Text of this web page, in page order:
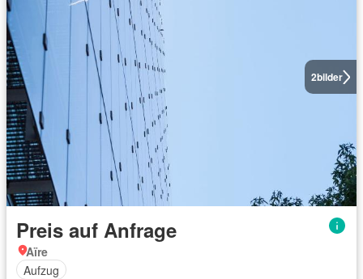
2bilder
Preis auf Anfrage
Aïre
Aufzug